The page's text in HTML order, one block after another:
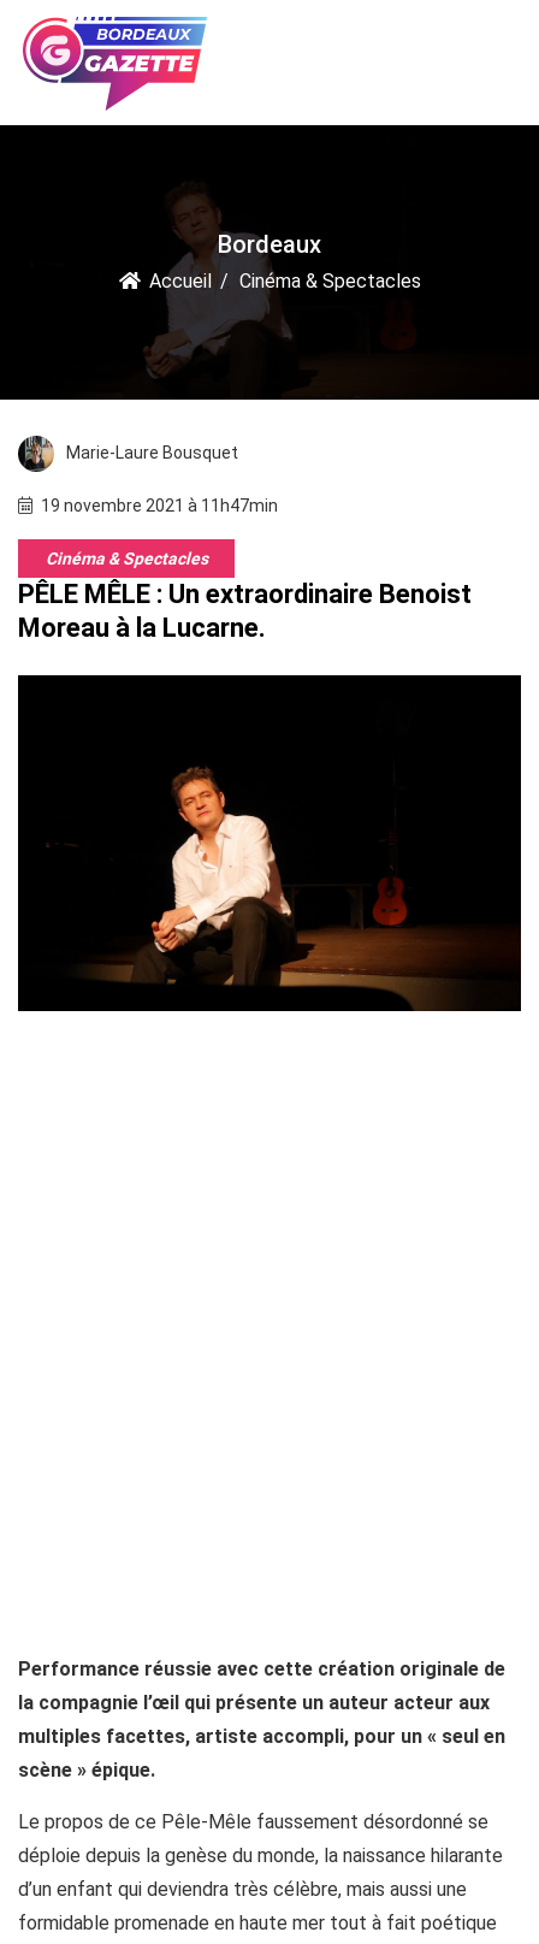
Bordeaux
Accueil Cinéma & Spectacles
Marie-Laure Bousquet
19 novembre 2021 à 11h47min
Cinéma & Spectacles
PÊLE MÊLE : Un extraordinaire Benoist
Moreau à la Lucarne.
Performance réussie avec cette création originale de
la compagnie l’œil qui présente un auteur acteur aux
multiples facettes, artiste accompli, pour un « seul en
scène » épique.
Le propos de ce Pêle-Mêle faussement désordonné se
déploie depuis la genèse du monde, la naissance hilarante
d’un enfant qui deviendra très célèbre, mais aussi une
formidable promenade en haute mer tout à fait poétique